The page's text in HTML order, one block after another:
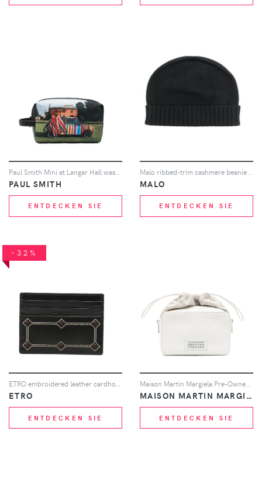
PAUL SMITH
ENTDECKEN SIE
MALO
ENTDECKEN SIE
-32%
ETRO
ENTDECKEN SIE
MAISON MARTIN MARGIELA PRE-OWNED
ENTDECKEN SIE